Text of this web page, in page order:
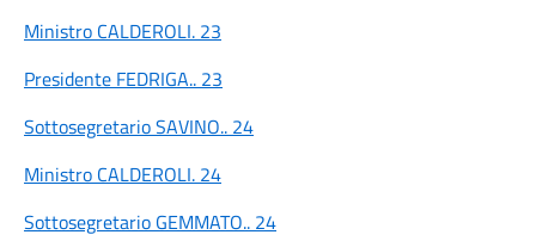
Ministro CALDEROLI. 23
Presidente FEDRIGA.. 23
Sottosegretario SAVINO.. 24
Ministro CALDEROLI. 24
Sottosegretario GEMMATO.. 24